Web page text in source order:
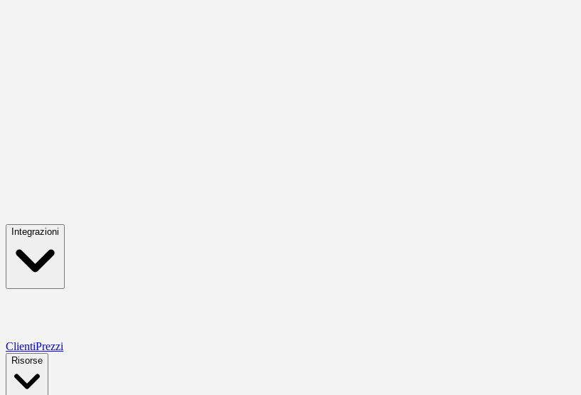
Integrazioni
ClientiPrezzi
Risorse